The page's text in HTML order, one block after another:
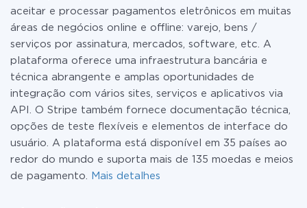
aceitar e processar pagamentos eletrônicos em muitas
áreas de negócios online e offline: varejo, bens /
serviços por assinatura, mercados, software, etc. A
plataforma oferece uma infraestrutura bancária e
técnica abrangente e amplas oportunidades de
integração com vários sites, serviços e aplicativos via
API. O Stripe também fornece documentação técnica,
opções de teste flexíveis e elementos de interface do
usuário. A plataforma está disponível em 35 países ao
redor do mundo e suporta mais de 135 moedas e meios
de pagamento.
Mais detalhes